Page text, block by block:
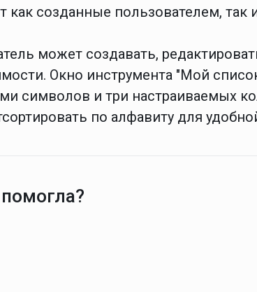
как созданные пользователем, так
может создавать,
Окно инструмента "Мой
символов и три настраиваемых
по алфавиту для